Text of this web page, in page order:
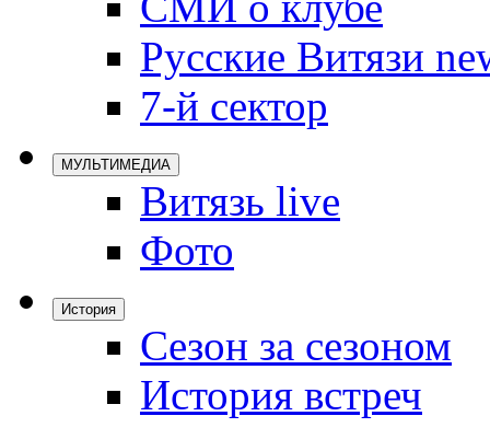
Русские Витязи
7-й сектор
МУЛЬТИМЕДИА
Витязь live
Фото
История
Сезон за сезоном
История встреч